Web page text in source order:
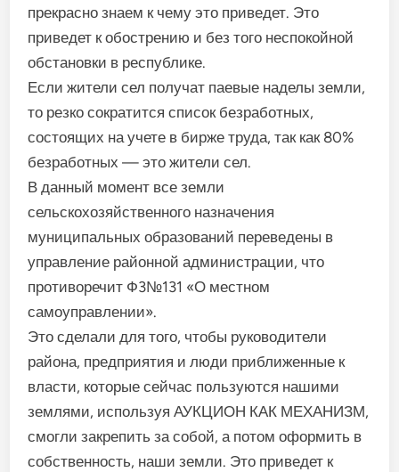
прекрасно знаем к чему это приведет. Это
приведет к обострению и без того неспокойной
обстановки в республике.
Если жители сел получат паевые наделы земли,
то резко сократится список безработных,
состоящих на учете в бирже труда, так как 80%
безработных — это жители сел.
В данный момент все земли
сельскохозяйственного назначения
муниципальных образований переведены в
управление районной администрации, что
противоречит Ф3№131 «О местном
самоуправлении».
Это сделали для того, чтобы руководители
района, предприятия и люди приближенные к
власти, которые сейчас пользуются нашими
землями, используя АУКЦИОН КАК МЕХАНИЗМ,
смогли закрепить за собой, а потом оформить в
собственность, наши земли. Это приведет к